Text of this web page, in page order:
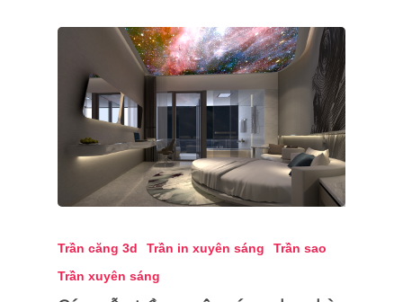
Trần căng 3d Trần in xuyên sáng
Trần sao
Trần xuyên sáng